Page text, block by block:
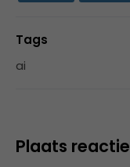
Tags
ai
Plaats reactie